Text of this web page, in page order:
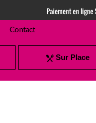
Contact
Sur Place